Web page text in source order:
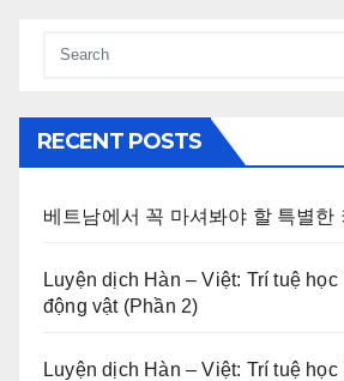
RECENT POSTS
베트남에서 꼭 마셔봐야 할 특별한
Luyện dịch Hàn – Việt: Trí tuệ
động vật (Phần 2)
Luyện dịch Hàn – Việt: Trí tuệ